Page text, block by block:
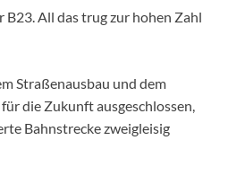
B23. All das trug zur hohen Zahl
Straßenausbau und dem
die Zukunft ausgeschlossen,
Bahnstrecke zweigleisig